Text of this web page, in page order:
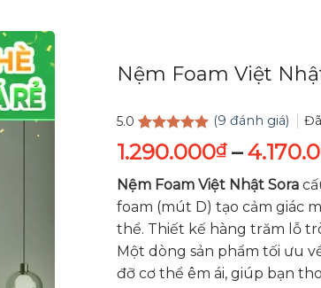
Nệm Foam Việt
5.0
5.0 trên 5
dựa trên
9
(9 đánh giá)
1.290.000₫–
Nệm Foam Việt Nhật Sora
foam (mút D) tạo cảm giác
thể. Thiết kế hàng trăm lỗ
Một dòng sản phẩm tối ưu
đỡ cơ thể êm ái, giúp bạn